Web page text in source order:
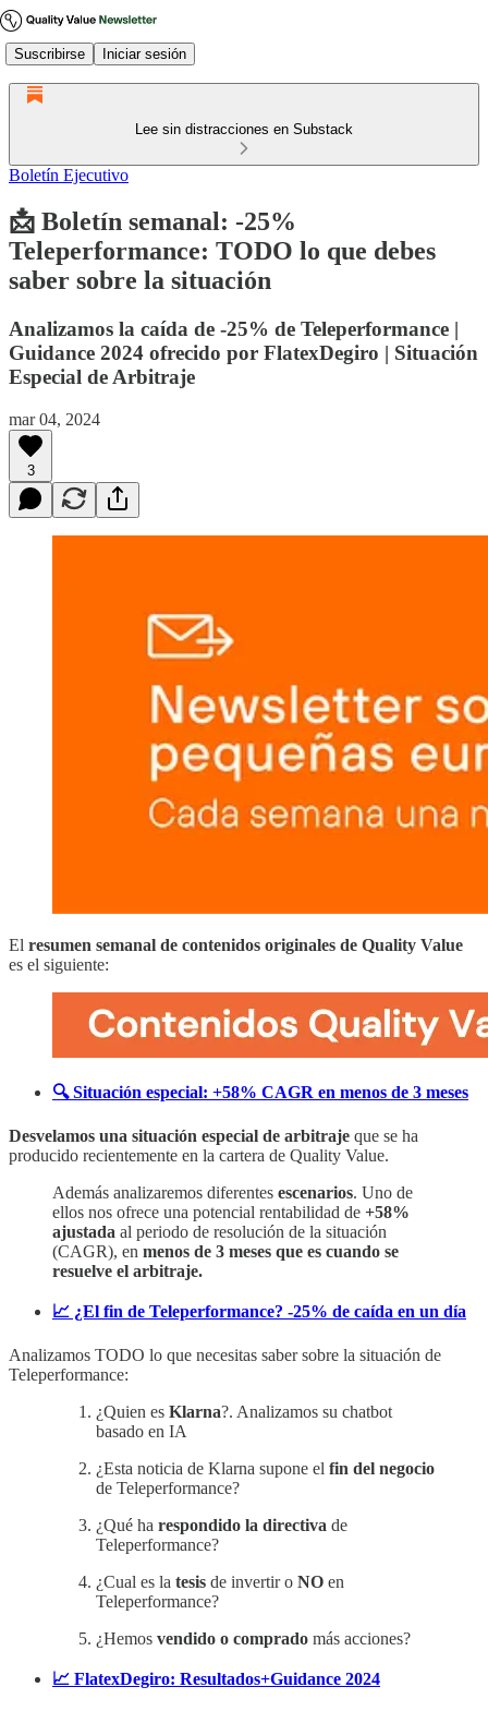
Suscribirse Iniciar sesión
Lee sin distracciones en Substack
Boletín Ejecutivo
📩 Boletín semanal: -25%
Teleperformance: TODO lo que debes
saber sobre la situación
Analizamos la caída de -25% de Teleperformance |
Guidance 2024 ofrecido por FlatexDegiro | Situación
Especial de Arbitraje
mar 04, 2024
3
El resumen semanal de contenidos originales de Quality Value
es el siguiente:
🔍 Situación especial: +58% CAGR en menos de 3 meses
Desvelamos una situación especial de arbitraje que se ha
producido recientemente en la cartera de Quality Value.
Además analizaremos diferentes escenarios. Uno de
ellos nos ofrece una potencial rentabilidad de +58%
ajustada al periodo de resolución de la situación
(CAGR), en menos de 3 meses que es cuando se
resuelve el arbitraje.
📈 ¿El fin de Teleperformance? -25% de caída en un día
Analizamos TODO lo que necesitas saber sobre la situación de
Teleperformance:
¿Quien es Klarna?. Analizamos su chatbot
basado en IA
¿Esta noticia de Klarna supone el fin del negocio
de Teleperformance?
¿Qué ha respondido la directiva de
Teleperformance?
¿Cual es la tesis de invertir o NO en
Teleperformance?
¿Hemos vendido o comprado más acciones?
📈 FlatexDegiro: Resultados+Guidance 2024